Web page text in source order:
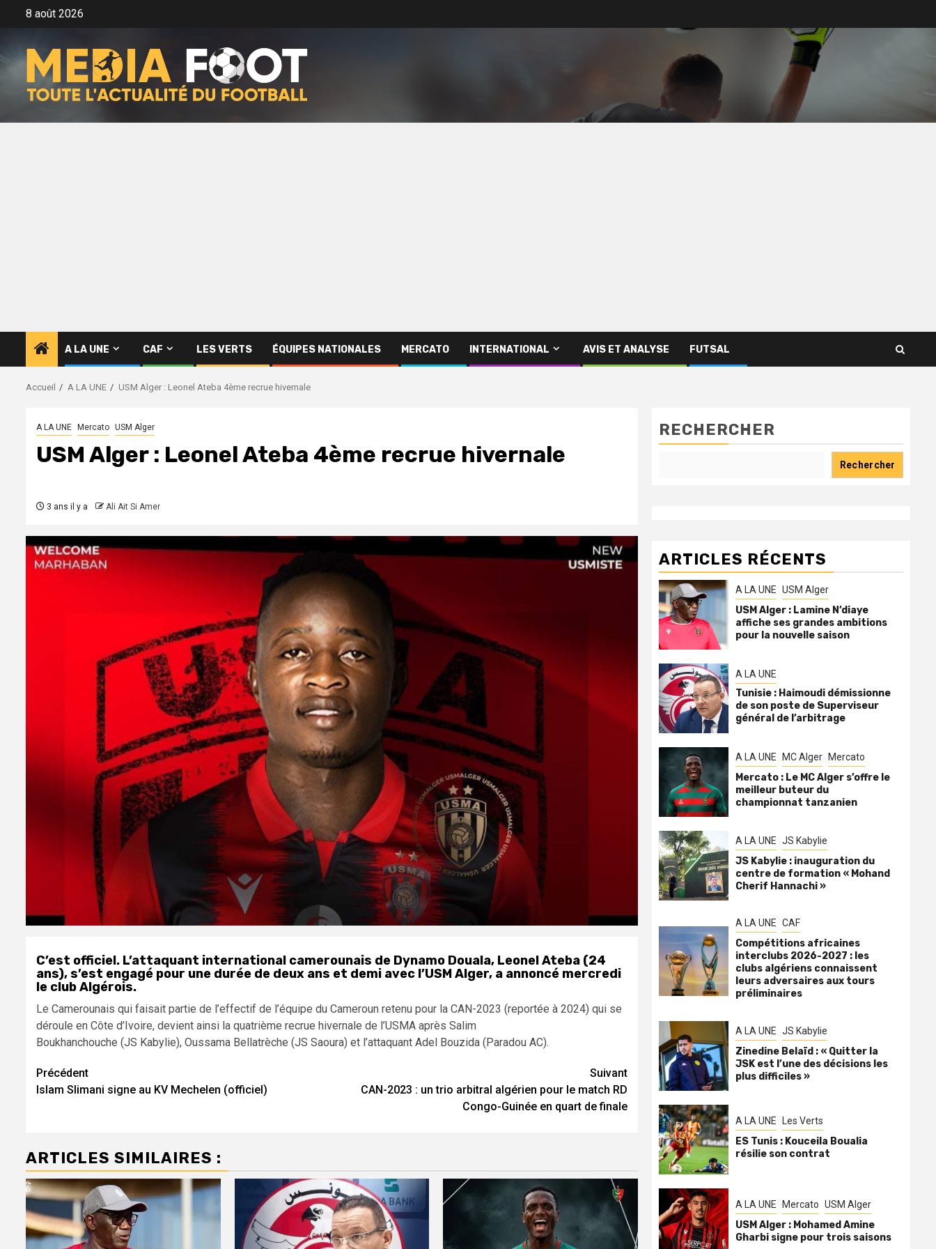
8 août 2026
A LA UNE CAF LES VERTS ÉQUIPES NATIONALES MERCATO INTERNATIONAL AVIS ET ANALYSE FUTSAL
Accueil A LA UNE USM Alger : Leonel Ateba 4ème recrue hivernale
A LA UNE Mercato USM Alger
USM Alger : Leonel Ateba 4ème recrue hivernale
3 ans il y a Ali Ait Si Amer
C’est officiel. L’attaquant international camerounais de Dynamo Douala, Leonel Ateba (24
ans), s’est engagé pour une durée de deux ans et demi avec l’USM Alger, a annoncé mercredi
le club Algérois.
Le Camerounais qui faisait partie de l’effectif de l’équipe du Cameroun retenu pour la CAN-2023 (reportée à 2024) qui se
déroule en Côte d’Ivoire, devient ainsi la quatrième recrue hivernale de l’USMA après Salim
Boukhanchouche (JS Kabylie), Oussama Bellatrèche (JS Saoura) et l’attaquant Adel Bouzida (Paradou AC).
Navigation
d’article
Précédent
Islam Slimani signe au KV Mechelen (officiel)
Suivant
CAN-2023 : un trio arbitral algérien pour le match RD
Congo-Guinée en quart de finale
ARTICLES SIMILAIRES :
RECHERCHER
Rechercher
ARTICLES RÉCENTS
A LA UNE USM Alger
USM Alger : Lamine N’diaye
affiche ses grandes ambitions
pour la nouvelle saison
A LA UNE
Tunisie : Haimoudi démissionne
de son poste de Superviseur
général de l’arbitrage
A LA UNE MC Alger Mercato
Mercato : Le MC Alger s’offre le
meilleur buteur du
championnat tanzanien
A LA UNE JS Kabylie
JS Kabylie : inauguration du
centre de formation « Mohand
Cherif Hannachi »
A LA UNE CAF
Compétitions africaines
interclubs 2026-2027 : les
clubs algériens connaissent
leurs adversaires aux tours
préliminaires
A LA UNE JS Kabylie
Zinedine Belaïd : « Quitter la
JSK est l’une des décisions les
plus difficiles »
A LA UNE Les Verts
ES Tunis : Kouceila Boualia
résilie son contrat
A LA UNE Mercato USM Alger
USM Alger : Mohamed Amine
Gharbi signe pour trois saisons